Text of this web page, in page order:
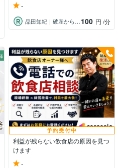
-
品田知紀｜破産から再起したコンサルタント 100 円 /分
予約受付中
利益が残らない飲食店の原因を見つ
けます
-